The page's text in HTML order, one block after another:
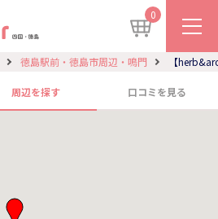
0
徳島駅前・徳島市周辺・鳴門 【
周辺を探す 口コミを見る